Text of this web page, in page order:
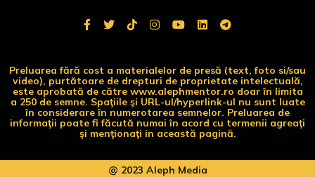
Preluarea fără cost a materialelor de presă (text, foto si/sau
video), purtătoare de drepturi de proprietate intelectuală,
este aprobată de către www.alephmentor.ro doar în limita
a 250 de semne. Spaţiile şi URL-ul/hyperlink-ul nu sunt luate
în considerare în numerotarea semnelor. Preluarea de
informaţii poate fi făcută numai în acord cu termenii agreaţi
şi menţionaţi in această pagină.
@ 2023 Aleph Media